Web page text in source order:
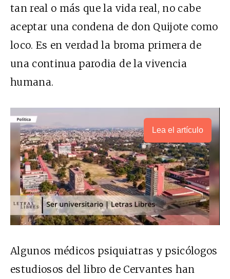
tan real o más que la vida real, no cabe
aceptar una condena de don Quijote como
loco. Es en verdad la broma primera de
una continua parodia de la vivencia
humana.
Lea el artículo
Algunos médicos psiquiatras y psicólogos
estudiosos del libro de Cervantes han